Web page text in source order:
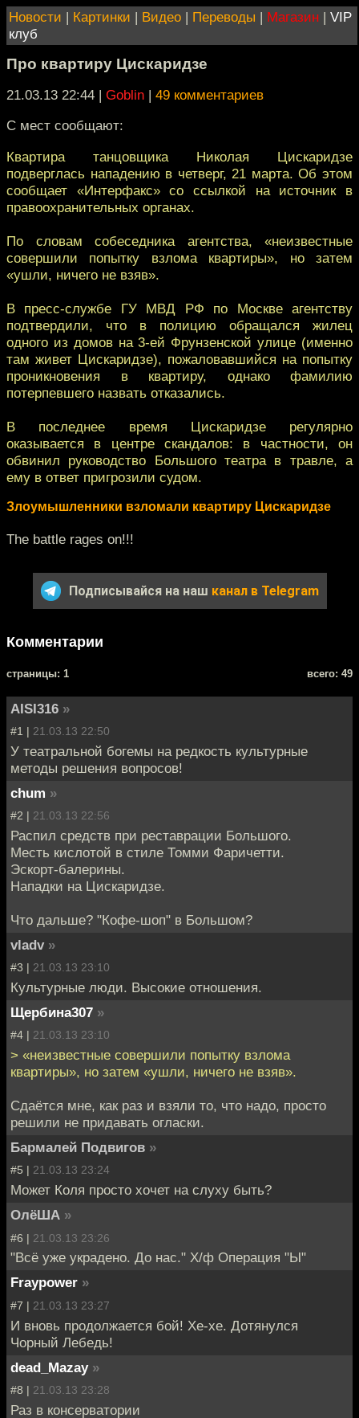
Новости | Картинки | Видео | Переводы | Магазин | VIP
клуб
Про квартиру Цискаридзе
21.03.13 22:44 | Goblin | 49 комментариев
С мест сообщают:
Квартира танцовщика Николая Цискаридзе
подверглась нападению в четверг, 21 марта. Об этом
сообщает «Интерфакс» со ссылкой на источник в
правоохранительных органах.
По словам собеседника агентства, «неизвестные
совершили попытку взлома квартиры», но затем
«ушли, ничего не взяв».
В пресс-службе ГУ МВД РФ по Москве агентству
подтвердили, что в полицию обращался жилец
одного из домов на 3-ей Фрунзенской улице (именно
там живет Цискаридзе), пожаловавшийся на попытку
проникновения в квартиру, однако фамилию
потерпевшего назвать отказались.
В последнее время Цискаридзе регулярно
оказывается в центре скандалов: в частности, он
обвинил руководство Большого театра в травле, а
ему в ответ пригрозили судом.
Злоумышленники взломали квартиру Цискаридзе
The battle rages on!!!
Подписывайся на наш канал в Telegram
Комментарии
cтраницы: 1 всего: 49
AISI316 »
#1 | 21.03.13 22:50
У театральной богемы на редкость культурные
методы решения вопросов!
chum »
#2 | 21.03.13 22:56
Распил средств при реставрации Большого.
Месть кислотой в стиле Томми Фаричетти.
Эскорт-балерины.
Нападки на Цискаридзе.
Что дальше? "Кофе-шоп" в Большом?
vladv »
#3 | 21.03.13 23:10
Культурные люди. Высокие отношения.
Щербина307 »
#4 | 21.03.13 23:10
> «неизвестные совершили попытку взлома
квартиры», но затем «ушли, ничего не взяв».
Сдаётся мне, как раз и взяли то, что надо, просто
решили не придавать огласки.
Бармалей Подвигов »
#5 | 21.03.13 23:24
Может Коля просто хочет на слуху быть?
ОлёША »
#6 | 21.03.13 23:26
"Всё уже украдено. До нас." Х/ф Операция "Ы"
Fraypower »
#7 | 21.03.13 23:27
И вновь продолжается бой! Хе-хе. Дотянулся
Чорный Лебедь!
dead_Mazay »
#8 | 21.03.13 23:28
Раз в консерватории